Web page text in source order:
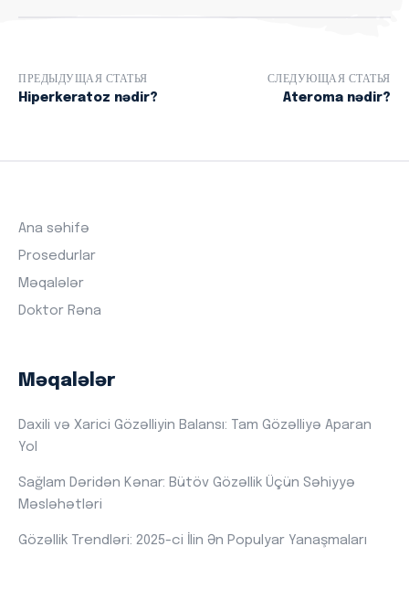
ПРЕДЫДУЩАЯ СТАТЬЯ
Hiperkeratoz nədir?
СЛЕДУЮЩАЯ СТАТЬЯ
Ateroma nədir?
Ana səhifə
Prosedurlar
Məqalələr
Doktor Rəna
Məqalələr
Daxili və Xarici Gözəlliyin Balansı: Tam Gözəlliyə Aparan
Yol
Sağlam Dəridən Kənar: Bütöv Gözəllik Üçün Səhiyyə
Məsləhətləri
Gözəllik Trendləri: 2025-ci İlin Ən Populyar Yanaşmaları